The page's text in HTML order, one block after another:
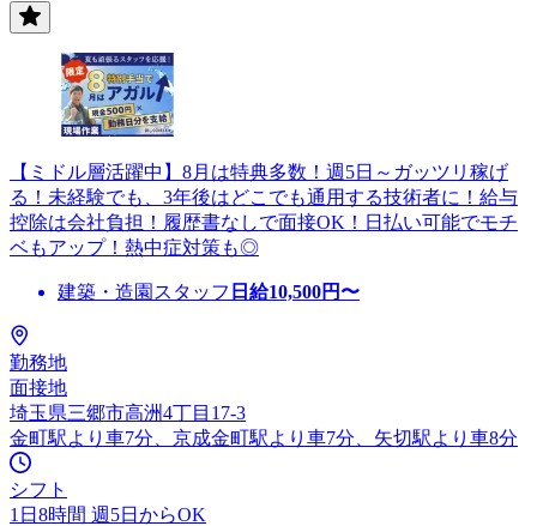
【ミドル層活躍中】8月は特典多数！週5日～ガッツリ稼げ
る！未経験でも、3年後はどこでも通用する技術者に！給与
控除は会社負担！履歴書なしで面接OK！日払い可能でモチ
ベもアップ！熱中症対策も◎
建築・造園スタッフ 日給10,500円〜
勤務地
面接地
埼玉県三郷市高洲4丁目17-3
金町駅より車7分、京成金町駅より車7分、矢切駅より車8分
シフト
1日8時間 週5日からOK